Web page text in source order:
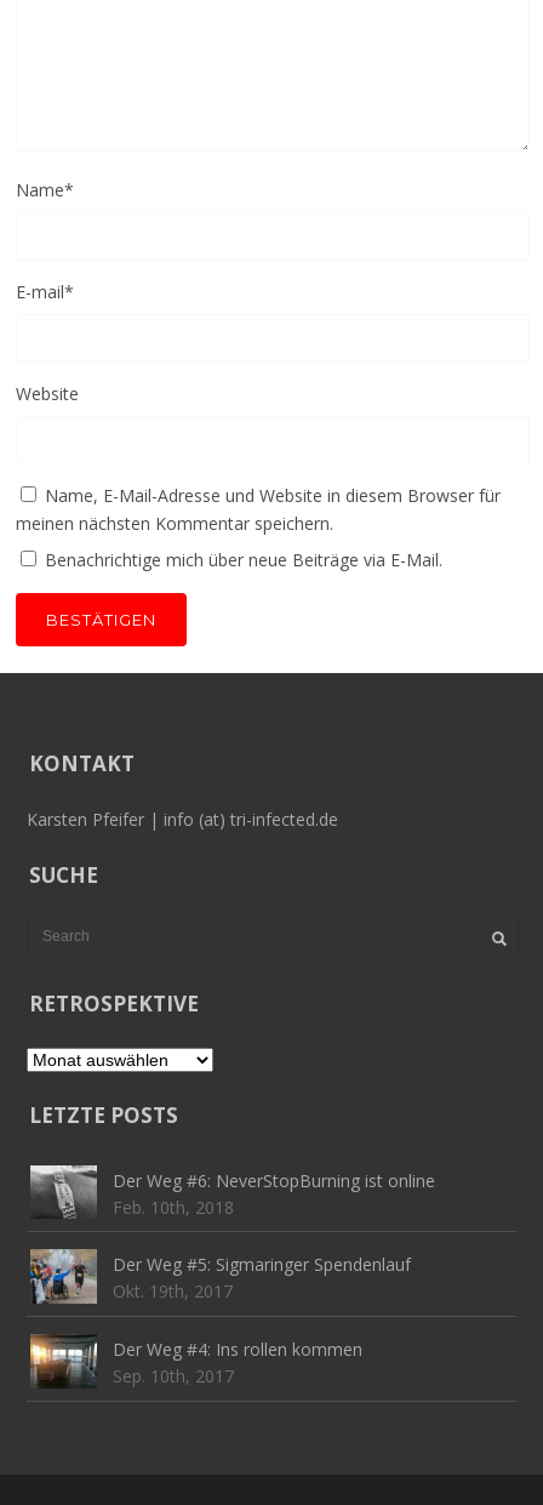
Name*
E-mail*
Website
Name, E-Mail-Adresse und Website in diesem Browser für
meinen nächsten Kommentar speichern.
Benachrichtige mich über neue Beiträge via E-Mail.
KONTAKT
Karsten Pfeifer | info (at) tri-infected.de
SUCHE
RETROSPEKTIVE
Retrospektive
LETZTE POSTS
Der Weg #6: NeverStopBurning ist online
Feb. 10th, 2018
Der Weg #5: Sigmaringer Spendenlauf
Okt. 19th, 2017
Der Weg #4: Ins rollen kommen
Sep. 10th, 2017